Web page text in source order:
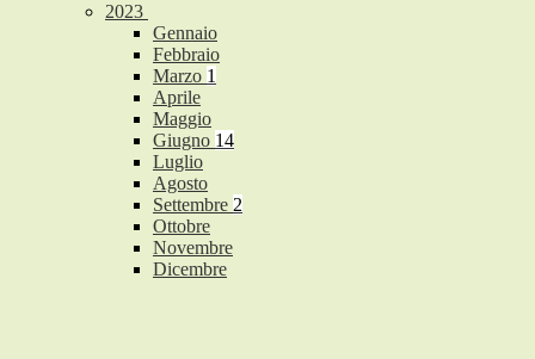
2023
Gennaio
Febbraio
Marzo 1
Aprile
Maggio
Giugno 14
Luglio
Agosto
Settembre 2
Ottobre
Novembre
Dicembre